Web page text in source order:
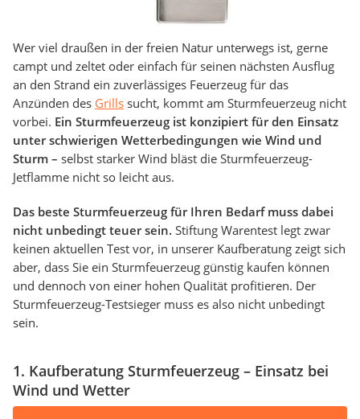
Wer viel draußen in der freien Natur unterwegs ist, gerne
campt und zeltet oder einfach für seinen nächsten Ausflug
an den Strand ein zuverlässiges Feuerzeug für das
Anzünden des Grills sucht, kommt am Sturmfeuerzeug nicht
vorbei. Ein Sturmfeuerzeug ist konzipiert für den Einsatz
unter schwierigen Wetterbedingungen wie Wind und
Sturm – selbst starker Wind bläst die Sturmfeuerzeug-
Jetflamme nicht so leicht aus.
Das beste Sturmfeuerzeug für Ihren Bedarf muss dabei
nicht unbedingt teuer sein. Stiftung Warentest legt zwar
keinen aktuellen Test vor, in unserer Kaufberatung zeigt sich
aber, dass Sie ein Sturmfeuerzeug günstig kaufen können
und dennoch von einer hohen Qualität profitieren. Der
Sturmfeuerzeug-Testsieger muss es also nicht unbedingt
sein.
1. Kaufberatung Sturmfeuerzeug – Einsatz bei
Wind und Wetter